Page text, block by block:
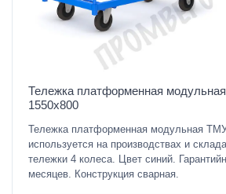
Тележка платформенная
1550х800
Тележка платформенная модульная
используется на производствах и
тележки 4 колеса. Цвет синий.
месяцев. Конструкция сварная.